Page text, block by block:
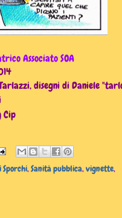
Associato SOA
disegni di Daniele
Cip
Sporchi,Sanità pubblica,vignette,